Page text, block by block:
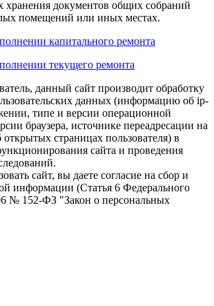
хранения документов общих собраний
помещений или иных местах.
капитального ремонта
текущего ремонта
данный сайт производит обработку
данных (информацию об ip-
типе и версии операционной
браузера, источнике переадресации на
открытых страницах пользователя) в
сайта и проведения
сайт, вы даете согласие на сбор и
информации (Статья 6 Федерального
№ 152-ФЗ "Закон о персональных